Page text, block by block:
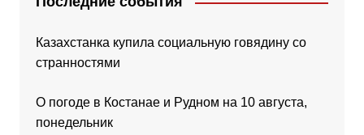
Казахстанка купила социальную говядину со
странностями
О погоде в Костанае и Рудном на 10 августа,
понедельник